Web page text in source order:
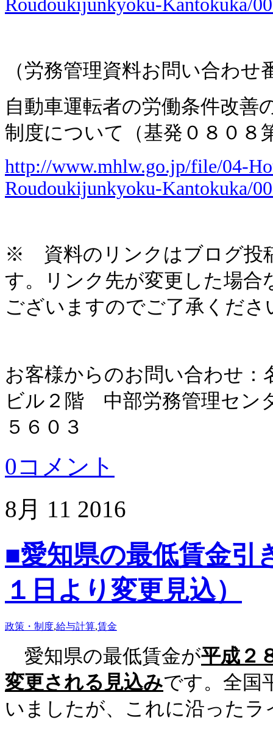
Roudoukijunkyoku-Kantokuka/
（労務管理資料お問い合わ
自動車運転者の労働条件改善
制度について（基発０８０８
http://www.mhlw.go.jp/file/04-
Roudoukijunkyoku-Kantokuka/
※ 資料のリンクはブログ投
す。リンク先が変更した場
ございますのでご了承くださ
お客様からのお問い合わせ：
ビル２階 中部労務管理セン
５６０３
0コメント
8月 11 2016
■愛知県の最低賃金引
１日より変更見込）
政策・制度,給与計算,賃金
愛知県の最低賃金が平成２
変更される見込みです。全国
いましたが、これに沿った